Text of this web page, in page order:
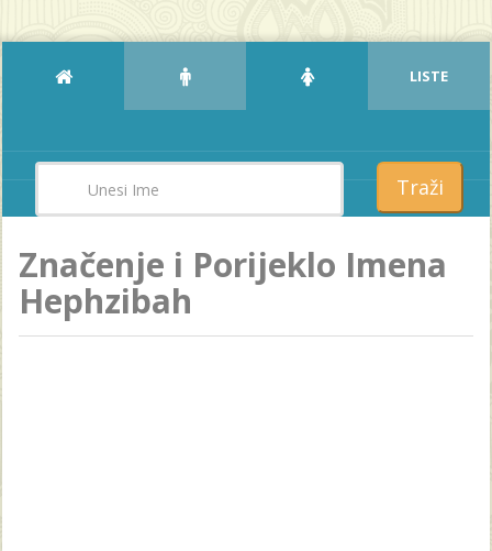
LISTE
Traži
Značenje i Porijeklo Imena
Hephzibah